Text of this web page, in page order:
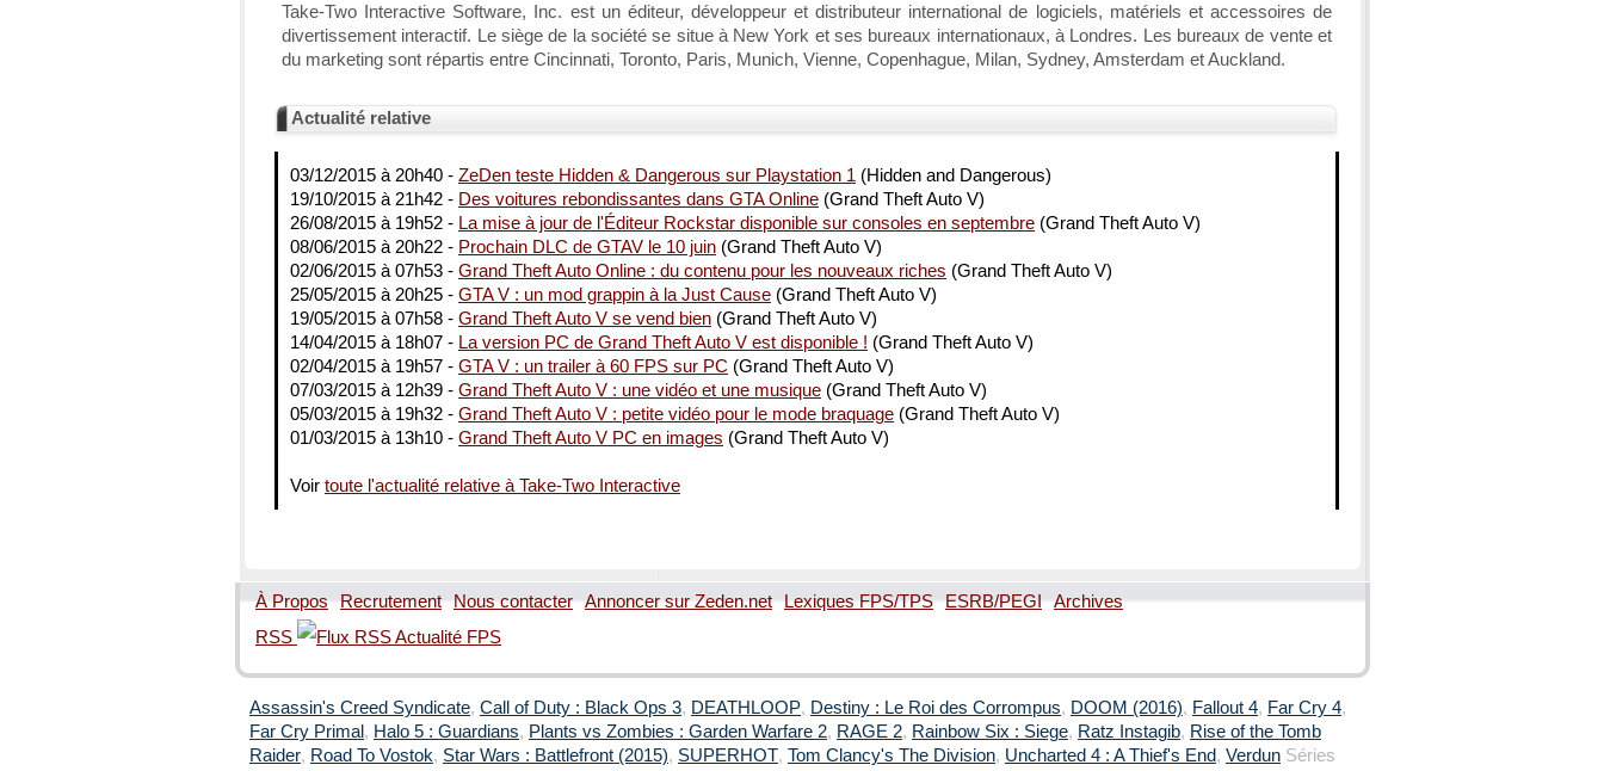
Take-Two Interactive Software, Inc. est un éditeur, développeur et distributeur international de logiciels, matériels et accessoires de
divertissement interactif. Le siège de la société se situe à New York et ses bureaux internationaux, à Londres. Les bureaux de vente et
du marketing sont répartis entre Cincinnati, Toronto, Paris, Munich, Vienne, Copenhague, Milan, Sydney, Amsterdam et Auckland.
Actualité relative
03/12/2015 à 20h40 - ZeDen teste Hidden & Dangerous sur Playstation 1 (Hidden and Dangerous)
19/10/2015 à 21h42 - Des voitures rebondissantes dans GTA Online (Grand Theft Auto V)
26/08/2015 à 19h52 - La mise à jour de l'Éditeur Rockstar disponible sur consoles en septembre (Grand Theft Auto V)
08/06/2015 à 20h22 - Prochain DLC de GTAV le 10 juin (Grand Theft Auto V)
02/06/2015 à 07h53 - Grand Theft Auto Online : du contenu pour les nouveaux riches (Grand Theft Auto V)
25/05/2015 à 20h25 - GTA V : un mod grappin à la Just Cause (Grand Theft Auto V)
19/05/2015 à 07h58 - Grand Theft Auto V se vend bien (Grand Theft Auto V)
14/04/2015 à 18h07 - La version PC de Grand Theft Auto V est disponible ! (Grand Theft Auto V)
02/04/2015 à 19h57 - GTA V : un trailer à 60 FPS sur PC (Grand Theft Auto V)
07/03/2015 à 12h39 - Grand Theft Auto V : une vidéo et une musique (Grand Theft Auto V)
05/03/2015 à 19h32 - Grand Theft Auto V : petite vidéo pour le mode braquage (Grand Theft Auto V)
01/03/2015 à 13h10 - Grand Theft Auto V PC en images (Grand Theft Auto V)
Voir toute l'actualité relative à Take-Two Interactive
À Propos Recrutement Nous contacter Annoncer sur Zeden.net Lexiques FPS/TPS ESRB/PEGI
Archives
RSS
Assassin's Creed Syndicate, Call of Duty : Black Ops 3, DEATHLOOP, Destiny : Le Roi des Corrompus, DOOM (2016), Fallout 4, Far Cry 4,
Far Cry Primal , Halo 5 : Guardians, Plants vs Zombies : Garden Warfare 2, RAGE 2, Rainbow Six : Siege, Ratz Instagib, Rise of the Tomb
Raider, Road To Vostok, Star Wars : Battlefront (2015), SUPERHOT, Tom Clancy's The Division, Uncharted 4 : A Thief's End, Verdun Séries